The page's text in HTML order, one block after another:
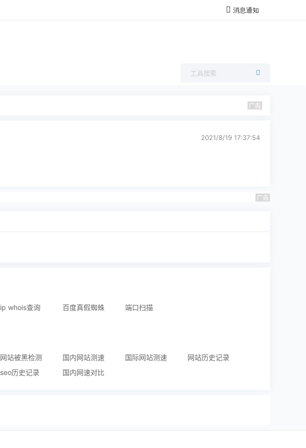
消息通知
2021/8/19 17:37:54
ip whois查询 百度真假蜘蛛 端口扫描
网站被黑检测 国内网站测速 国际网站测速
网站历史记录
seo历史记录
国内网速对比